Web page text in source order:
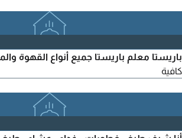
باريستا معلم باريستا جميع أنواع القهوة
كافية